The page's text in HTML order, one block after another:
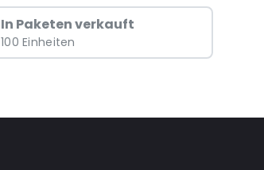
In Paketen verkauft
100 Einheiten